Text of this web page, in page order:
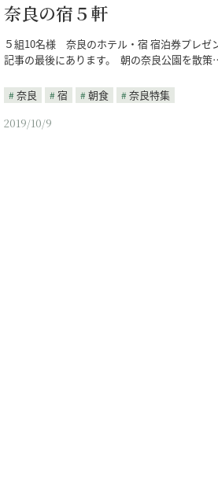
奈良の宿５軒
５組10名様 奈良のホテル・宿 宿泊券プレゼ
記事の最後にあります。 朝の奈良公園を散
奈良 宿 朝食
奈良特集
2019/10/9